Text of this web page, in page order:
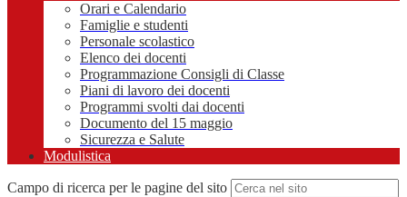
Orari e Calendario
Famiglie e studenti
Personale scolastico
Elenco dei docenti
Programmazione Consigli di Classe
Piani di lavoro dei docenti
Programmi svolti dai docenti
Documento del 15 maggio
Sicurezza e Salute
Modulistica
Campo di ricerca per le pagine del sito